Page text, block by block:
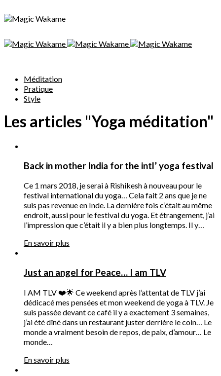
Méditation
Pratique
Style
Les articles "Yoga méditation"
Back in mother India for the intl’ yoga festival
Ce 1 mars 2018, je serai à Rishikesh à nouveau pour le
festival international du yoga… Cela fait 2 ans que je ne
suis pas revenue en Inde. La dernière fois c’était au même
endroit, aussi pour le festival du yoga. Et étrangement, j’ai
l’impression que c’était il y a bien plus longtemps. Il y…
En savoir plus
Just an angel for Peace… I am TLV
I AM TLV ❤️🌟 Ce weekend après l’attentat de TLV j’ai
dédicacé mes pensées et mon weekend de yoga à TLV. Je
suis passée devant ce café il y a exactement 3 semaines,
j’ai été dîné dans un restaurant juster derrière le coin… Le
monde a vraiment besoin de repos, de paix, d’amour… Le
monde…
En savoir plus